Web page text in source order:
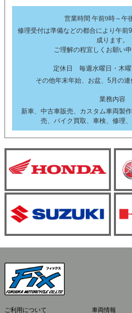
営業時間 午前9時～午
修理受付は準備などの都合により午前
成ります。
ご理解の程宜しくお願い申
定休日 毎週水曜日・木曜
その他年末年始、お盆、5月の連
業務内容
新車、中古車販売、カスタム車両製
売、バイク買取、車検、修理
ご利用について 車両情報